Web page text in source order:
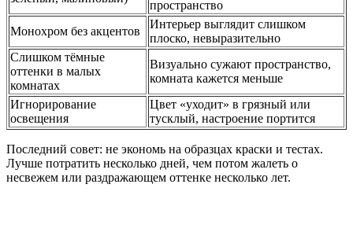
пространство
Монохром без акцентов
Интерьер выглядит слишком
плоско, невыразительно
Слишком тёмные
оттенки в малых
комнатах
Визуально сужают пространство,
комната кажется меньше
Игнорирование
освещения
Цвет «уходит» в грязный или
тусклый, настроение портится
Последний совет: не экономь на образцах краски и тестах.
Лучше потратить несколько дней, чем потом жалеть о
несвежем или раздражающем оттенке несколько лет.